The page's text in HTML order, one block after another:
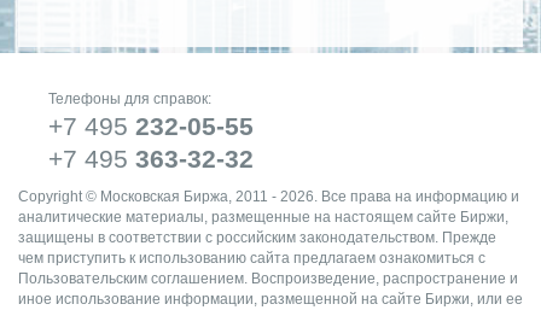
Телефоны для справок:
+7 495 232-05-55
+7 495 363-32-32
Copyright © Московская Биржа, 2011 - 2026. Все права на информацию и
аналитические материалы, размещенные на настоящем сайте Биржи,
защищены в соответствии с российским законодательством. Прежде
чем приступить к использованию сайта предлагаем ознакомиться с
Пользовательским соглашением. Воспроизведение, распространение и
иное использование информации, размещенной на сайте Биржи, или ее